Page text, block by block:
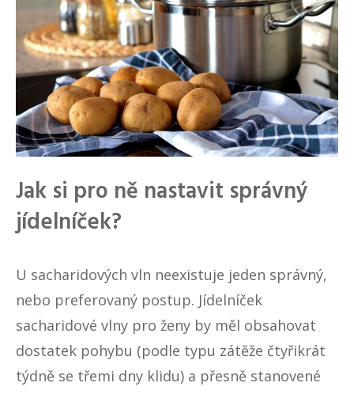
Jak si pro ně nastavit správný
jídelníček?
U sacharidových vln neexistuje jeden správný,
nebo preferovaný postup. Jídelníček
sacharidové vlny pro ženy by měl obsahovat
dostatek pohybu (podle typu zátěže čtyřikrát
týdně se třemi dny klidu) a přesně stanovené